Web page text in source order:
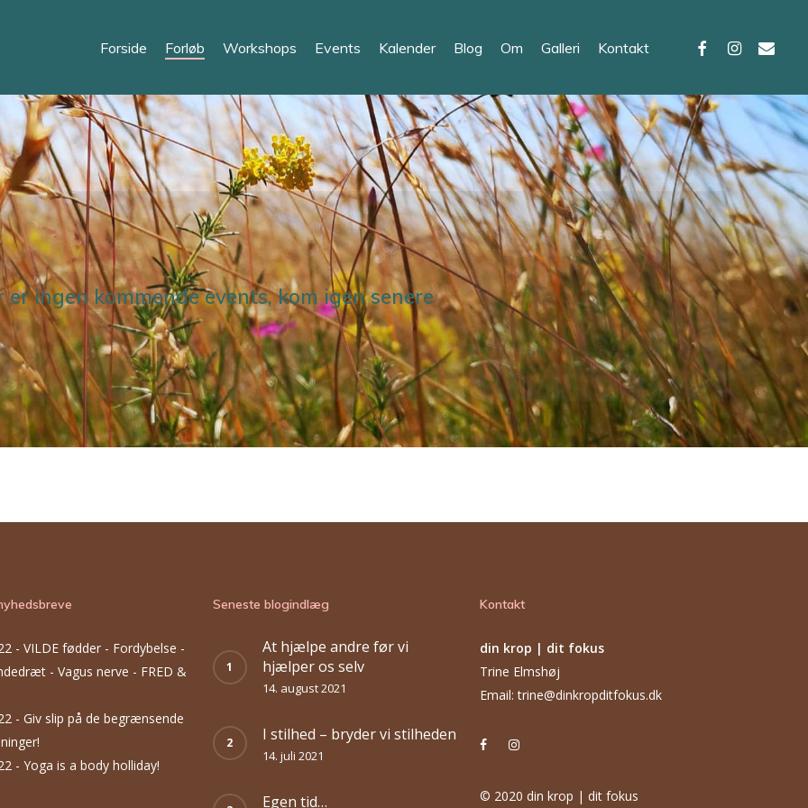
Forside Forløb Workshops Events Kalender Blog Om Galleri Kontakt facebookinstagram
email
er ingen kommende events, kom igen senere
- VILDE fødder - Fordybelse -
- Vagus nerve - FRED &
- Giv slip på de begrænsende
- Yoga is a body holliday!
Seneste blogindlæg
At hjælpe andre før vi
hjælper os selv
14. august 2021
I stilhed – bryder vi stilheden
14. juli 2021
Egen tid…
Kontakt
din krop | dit fokus
Trine Elmshøj
Email: trine@dinkropditfokus.dk
© 2020 din krop | dit fokus